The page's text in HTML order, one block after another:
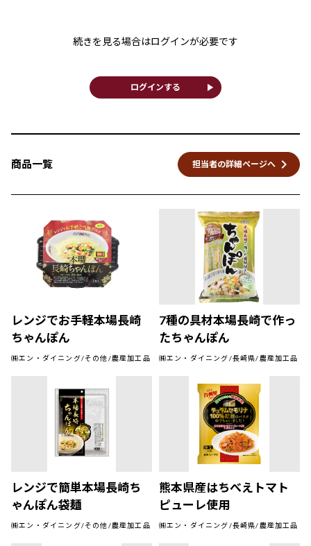
続きを見る場合はログインが必要です
ログインする play_arrow
商品一覧 担当者の詳細ページへ keyboard_arrow_right
レンジでお手軽本場長崎
ちゃんぽん
㈱エン・ダイニング/その他/農産加工品
7種の具材本場長崎で作っ
たちゃんぽん
㈱エン・ダイニング/長崎県/農産加工品
レンジで簡単本場長崎ち
ゃんぽん袋麺
㈱エン・ダイニング/その他/農産加工品
熊本県産はちべえトマト
ピューレ使用
㈱エン・ダイニング/長崎県/農産加工品